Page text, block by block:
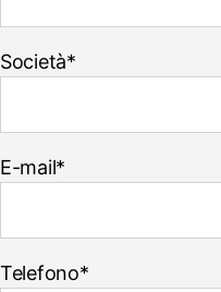
Società*
E-mail*
Telefono*